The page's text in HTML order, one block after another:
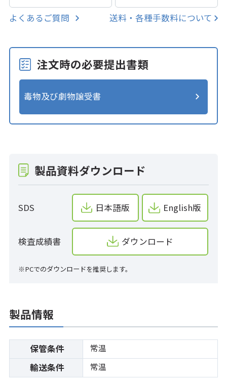
よくあるご質問 送料・各種手数料について
注文時の必要提出書類
毒物及び劇物譲受書
製品資料ダウンロード
SDS 日本語版 English版
検査成績書 ダウンロード
※PCでのダウンロードを推奨します。
製品情報
保管条件 常温
輸送条件 常温